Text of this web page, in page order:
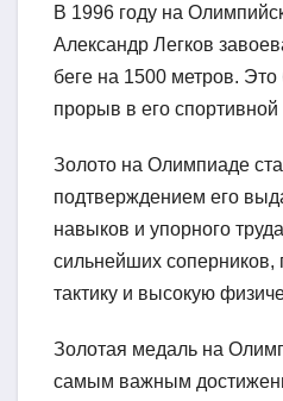
В 1996 году на
Александр Легков
беге на 1500 метров.
прорыв в его спортивной
Золото на Олимпиаде
подтверждением его
навыков и упорного
сильнейших соперников,
тактику и высокую
Золотая медаль на
самым важным